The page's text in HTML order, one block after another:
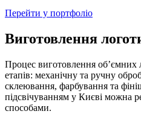
Перейти у портфоліо
Виготовлення
Процес виготовлення об’ємних
етапів: механічну та ручну
склеювання, фарбування та
підсвічуванням у Києві можна
способами.